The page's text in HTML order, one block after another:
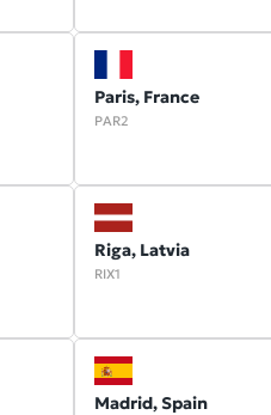
Paris, France
PAR2
Riga, Latvia
RIX1
Madrid, Spain